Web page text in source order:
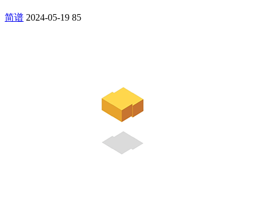
简谱 2024-05-19 85